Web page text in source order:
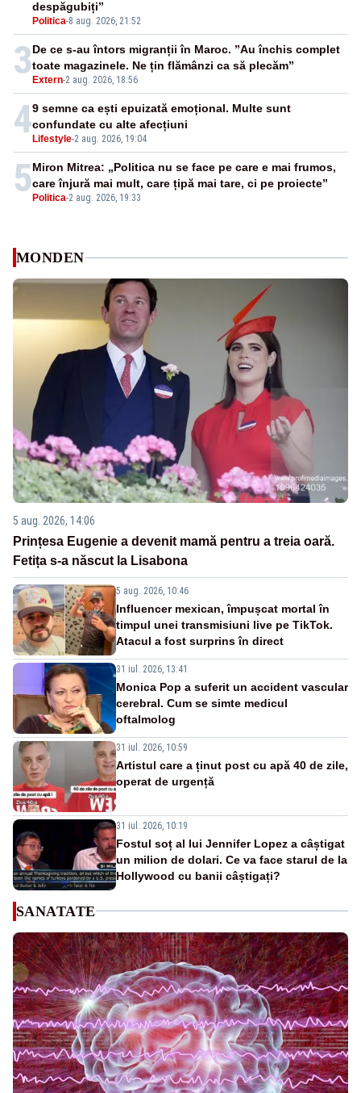
Politica-8 aug. 2026, 21:52
despăgubiți”
3 Extern-2 aug. 2026, 18:56
De ce s-au întors migranții în Maroc. ”Au închis complet
toate magazinele. Ne țin flămânzi ca să plecăm”
4 Lifestyle-2 aug. 2026, 19:04
9 semne ca ești epuizată emoțional. Multe sunt
confundate cu alte afecțiuni
5 Politica-2 aug. 2026, 19:33
Miron Mitrea: „Politica nu se face pe care e mai frumos,
care înjură mai mult, care țipă mai tare, ci pe proiecte”
MONDEN
5 aug. 2026, 14:06
Prințesa Eugenie a devenit mamă pentru a treia oară.
Fetița s-a născut la Lisabona
5 aug. 2026, 10:46
Influencer mexican, împușcat mortal în
timpul unei transmisiuni live pe TikTok.
Atacul a fost surprins în direct
31 iul. 2026, 13:41
Monica Pop a suferit un accident vascular
cerebral. Cum se simte medicul
oftalmolog
31 iul. 2026, 10:59
Artistul care a ținut post cu apă 40 de zile,
operat de urgență
31 iul. 2026, 10:19
Fostul soț al lui Jennifer Lopez a câștigat
un milion de dolari. Ce va face starul de la
Hollywood cu banii câștigați?
SANATATE